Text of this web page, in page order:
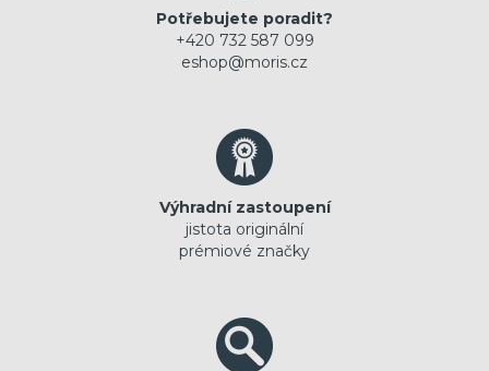
Potřebujete poradit?
+420 732 587 099
eshop@moris.cz
Výhradní zastoupení
jistota originální
prémiové značky